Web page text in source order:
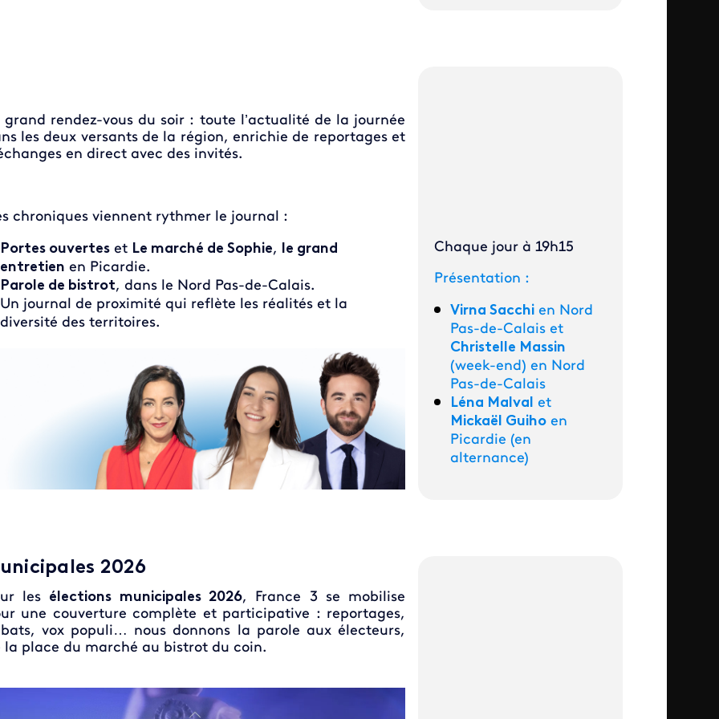
grand rendez-vous du soir : toute l’actualité de la journée
les deux versants de la région, enrichie de reportages et
en direct avec des invités.
chroniques viennent rythmer le journal :
Portes ouverteset Le marché de Sophie, le grand
entretien en Picardie.
Parole de bistrot, dans le Nord Pas-de-Calais.
Un journal de proximité qui reflète les réalités et la
diversité des territoires.
Chaque jour à 19h15
Présentation :
Virna Sacchi en Nord
Pas-de-Calais et
Christelle Massin
(week-end) en Nord
Pas-de-Calais
Léna Malval et
Mickaël Guiho en
Picardie (en
alternance)
2026
les élections municipales 2026, France 3 se mobilise
une couverture complète et participative : reportages,
vox populi… nous donnons la parole aux électeurs,
la place du marché au bistrot du coin.